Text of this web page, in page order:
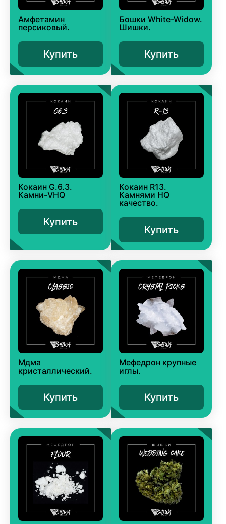
Амфетамин
персиковый.
Купить
Бошки White-Widow.
Шишки.
Купить
Кокаин G.6.3.
Камни-VHQ
Купить
Кокаин R13.
Камнями HQ
качество.
Купить
Мдма
кристаллический.
Купить
Мефедрон крупные
иглы.
Купить